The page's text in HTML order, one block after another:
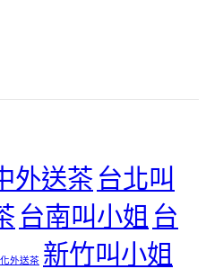
外送茶 台北叫
台南叫小姐 台
外送茶 新竹叫小姐